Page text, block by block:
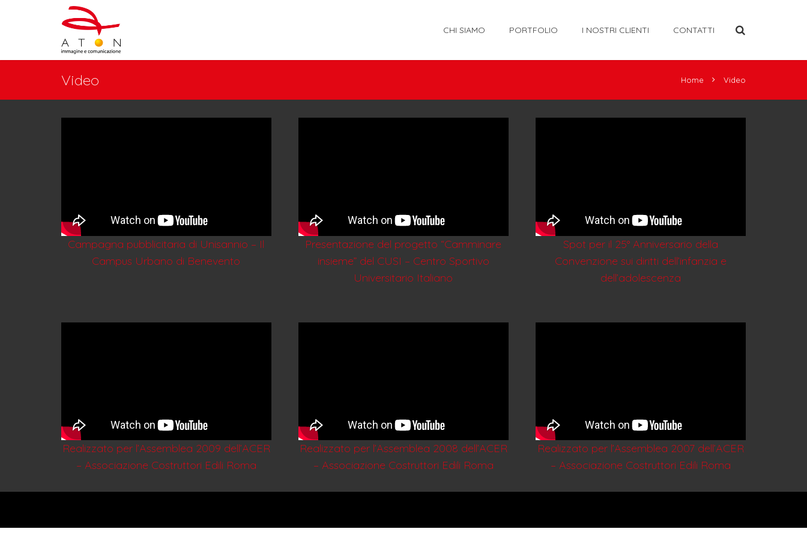
CHI SIAMO PORTFOLIO I NOSTRI CLIENTI CONTATTI
Video Home Video
Campagna pubblicitaria di Unisannio – Il
Campus Urbano di Benevento
Presentazione del progetto “Camminare
insieme” del CUSI – Centro Sportivo
Universitario Italiano
Spot per il 25° Anniversario della
Convenzione sui diritti dell’infanzia e
dell’adolescenza
Realizzato per l’Assemblea 2009 dell’ACER
– Associazione Costruttori Edili Roma
Realizzato per l’Assemblea 2008 dell’ACER
– Associazione Costruttori Edili Roma
Realizzato per l’Assemblea 2007 dell’ACER
– Associazione Costruttori Edili Roma